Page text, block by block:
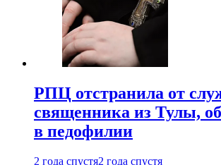
РПЦ отстранила от
священника из Тулы,
в педофилии
2 года спустя2 года спустя